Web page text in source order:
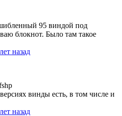
95 виндой под
блокнот. Было там такое
назад
винды есть, в том числе и
назад